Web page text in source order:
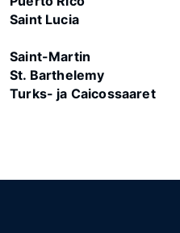
Saint Lucia
Saint-Martin
St. Barthelemy
Turks- ja Caicossaaret